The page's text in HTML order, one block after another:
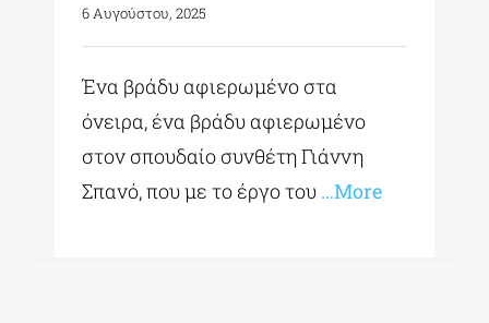
6 Αυγούστου, 2025
Ένα βράδυ αφιερωμένο στα
όνειρα, ένα βράδυ αφιερωμένο
στον σπουδαίο συνθέτη Γιάννη
Σπανό, που με το έργο του …More